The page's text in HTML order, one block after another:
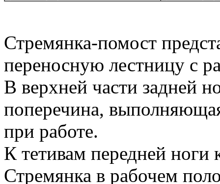
Стремянка-помост
переносную лестницу с
В верхней части задней
поперечина,
при работе.
К тетивам передней ноги
Стремянка в рабочем